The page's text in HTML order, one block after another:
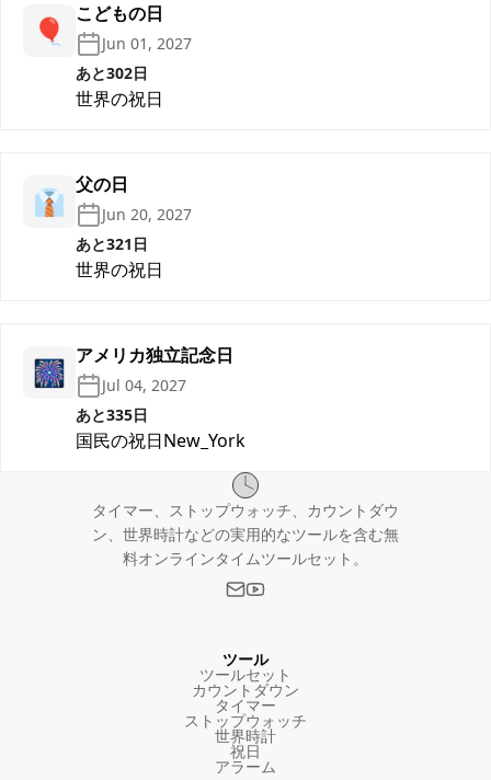
🎈 こどもの日
Jun 01, 2027
あと302日
世界の祝日
👔 父の日
Jun 20, 2027
あと321日
世界の祝日
🎆 アメリカ独立記念日
Jul 04, 2027
あと335日
国民の祝日New_York
タイマー、ストップウォッチ、カウントダウ
ン、世界時計などの実用的なツールを含む無
料オンラインタイムツールセット。
ツール
ツールセット
カウントダウン
タイマー
ストップウォッチ
世界時計
祝日
アラーム